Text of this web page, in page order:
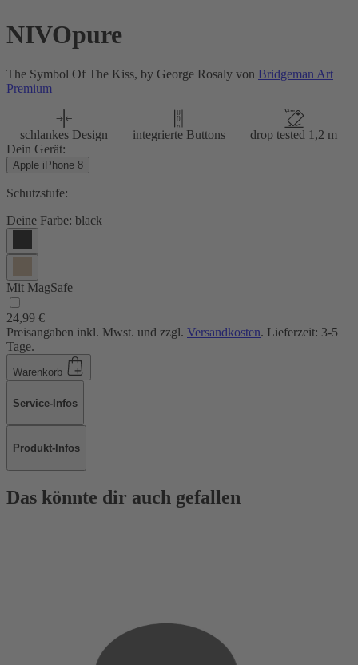
NIVOpure
The Symbol Of The Kiss, by George Rosaly von Bridgeman Art
Premium
schlankes Design integrierte Buttons
drop tested 1,2 m
Dein Gerät:
Apple iPhone 8
Schutzstufe:
Deine Farbe: black
Mit MagSafe
24,99 €
Preisangaben inkl. Mwst. und zzgl. Versandkosten. Lieferzeit: 3-5
Tage.
Warenkorb
Service-Infos
Produkt-Infos
Das könnte dir auch gefallen